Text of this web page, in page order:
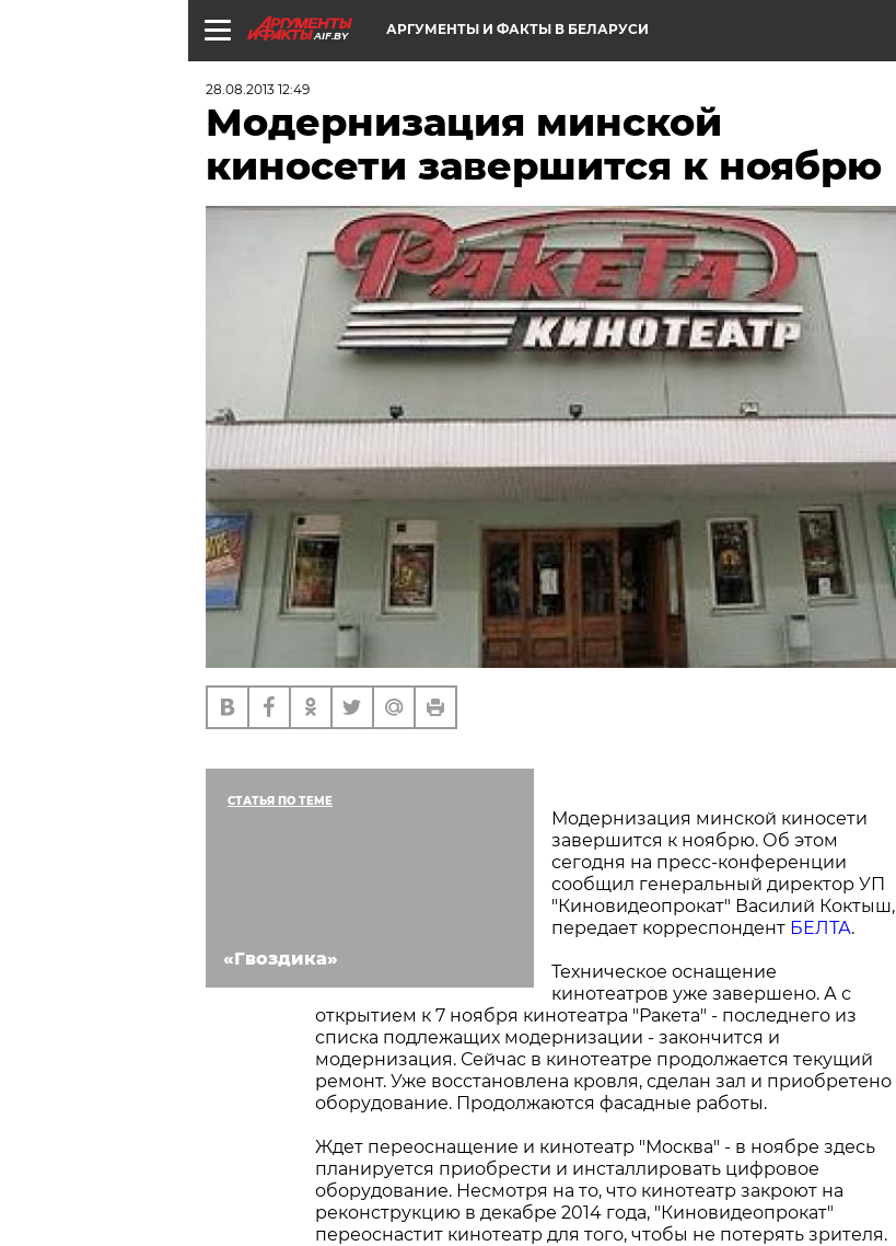
AIF.BY АРГУМЕНТЫ И ФАКТЫ В БЕЛАРУСИ
28.08.2013 12:49
Модернизация минской
киносети завершится к ноябрю
СТАТЬЯ ПО ТЕМЕ
«Гвоздика»
Модернизация минской киносети
завершится к ноябрю. Об этом
сегодня на пресс-конференции
сообщил генеральный директор УП
"Киновидеопрокат" Василий Коктыш,
передает корреспондент БЕЛТА.
Техническое оснащение
кинотеатров уже завершено. А с
открытием к 7 ноября кинотеатра "Ракета" - последнего из
списка подлежащих модернизации - закончится и
модернизация. Сейчас в кинотеатре продолжается текущий
ремонт. Уже восстановлена кровля, сделан зал и приобретено
оборудование. Продолжаются фасадные работы.
Ждет переоснащение и кинотеатр "Москва" - в ноябре здесь
планируется приобрести и инсталлировать цифровое
оборудование. Несмотря на то, что кинотеатр закроют на
реконструкцию в декабре 2014 года, "Киновидеопрокат"
переоснастит кинотеатр для того, чтобы не потерять зрителя.